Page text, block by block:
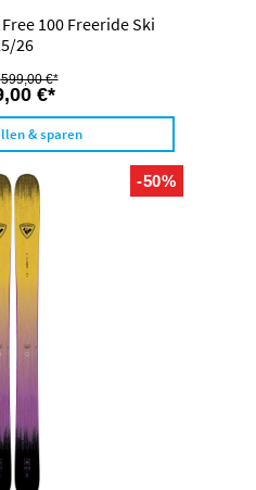
100 Freeride Ski
26
€*
599,00 €*
& sparen
-50%